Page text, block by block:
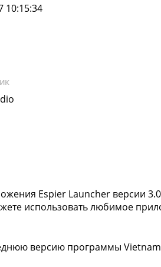
10:15:34
Espier Launcher версии
использовать любимое
версию программы